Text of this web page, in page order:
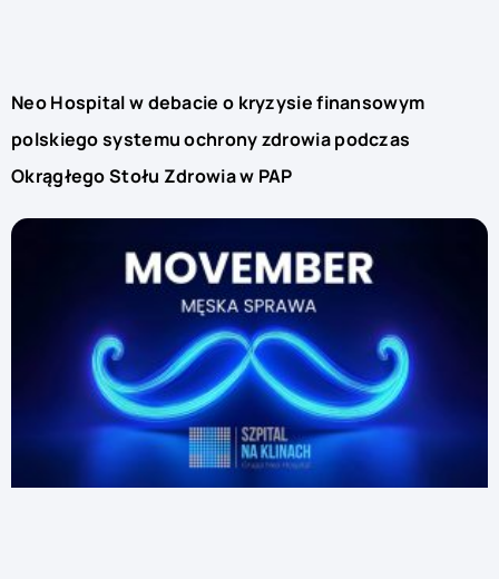
Neo Hospital w debacie o kryzysie finansowym
polskiego systemu ochrony zdrowia podczas
Okrągłego Stołu Zdrowia w PAP